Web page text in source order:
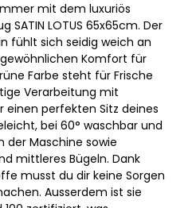
mit dem luxuriös
SATIN LOTUS 65x65cm. Der
fühlt sich seidig weich an
Komfort für
Farbe steht für Frische
Verarbeitung mit
einen perfekten Sitz deines
bei 60° waschbar und
der Maschine sowie
mittleres Bügeln. Dank
musst du dir keine Sorgen
Ausserdem ist sie